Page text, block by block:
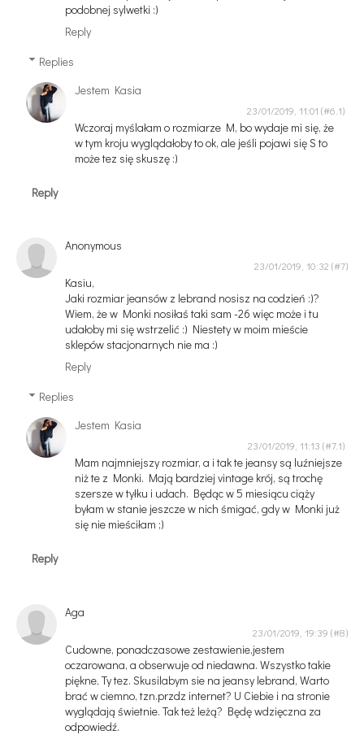
podobnej sylwetki :)
Reply
Replies
Jestem Kasia
23/01/2019, 11:01
Wczoraj myślałam o rozmiarze M, bo wydaje mi się, że
w tym kroju wyglądałoby to ok, ale jeśli pojawi się S to
może tez się skuszę :)
Reply
Anonymous
23/01/2019, 10:32
Kasiu,
Jaki rozmiar jeansów z lebrand nosisz na codzień :)?
Wiem, że w Monki nosiłaś taki sam -26 więc może i tu
udałoby mi się wstrzelić :) Niestety w moim mieście
sklepów stacjonarnych nie ma :)
Reply
Replies
Jestem Kasia
23/01/2019, 11:13
Mam najmniejszy rozmiar, a i tak te jeansy są luźniejsze
niż te z Monki. Mają bardziej vintage krój, są trochę
szersze w tyłku i udach. Będąc w 5 miesiącu ciąży
byłam w stanie jeszcze w nich śmigać, gdy w Monki już
się nie mieściłam ;)
Reply
Aga
23/01/2019, 19:39
Cudowne, ponadczasowe zestawienie,jestem
oczarowana, a obserwuje od niedawna. Wszystko takie
piękne, Ty tez. Skusilabym sie na jeansy lebrand, Warto
brać w ciemno, tzn.przdz internet? U Ciebie i na stronie
wyglądają świetnie. Tak też leżą? Będę wdzięczna za
odpowiedź.